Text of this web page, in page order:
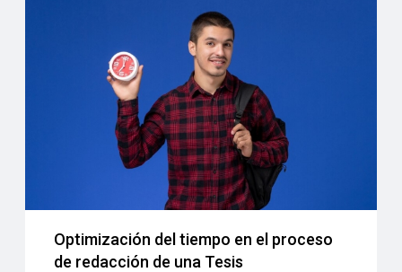
Optimización del tiempo en el proceso
de redacción de una Tesis